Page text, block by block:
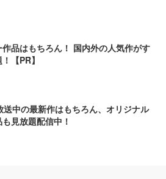
品はもちろん！ 国内外の人気作がす
【PR】
送中の最新作はもちろん、オリジナル
見放題配信中！